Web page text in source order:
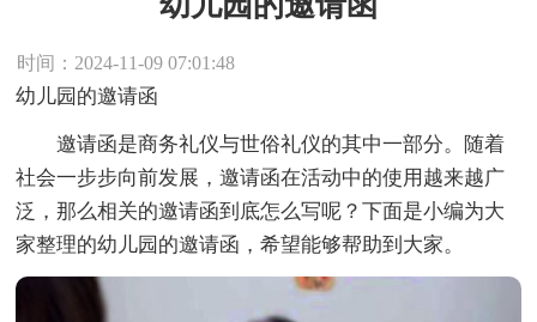
时间：2024-11-09 07:01:48
幼儿园的邀请函
邀请函是商务礼仪与世俗礼仪的其中一部分。随着
社会一步步向前发展，邀请函在活动中的使用越来越广
泛，那么相关的邀请函到底怎么写呢？下面是小编为大
家整理的幼儿园的邀请函，希望能够帮助到大家。